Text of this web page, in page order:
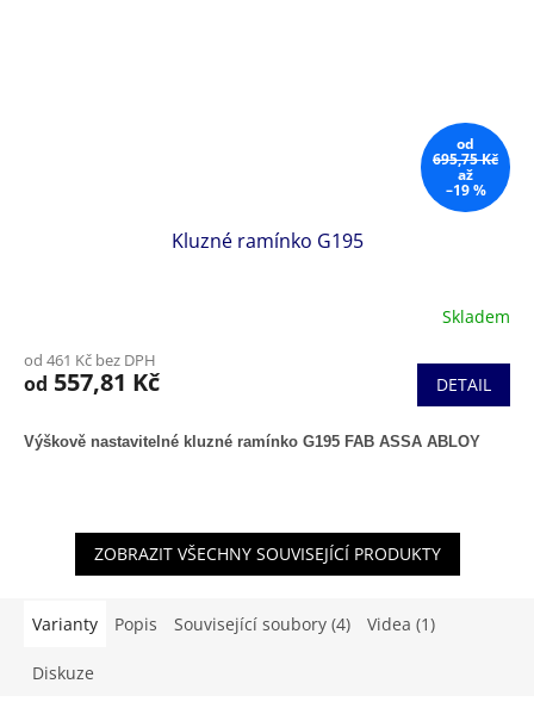
od
695,75 Kč
až
–19 %
Kluzné ramínko G195
Skladem
od 461 Kč bez DPH
od 557,81 Kč DETAIL
Výškově nastavitelné kluzné ramínko G195 FAB ASSA ABLOY
ZOBRAZIT VŠECHNY SOUVISEJÍCÍ PRODUKTY
Varianty Popis Související soubory (4) Videa (1)
Diskuze